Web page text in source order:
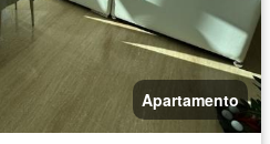
Apartamento